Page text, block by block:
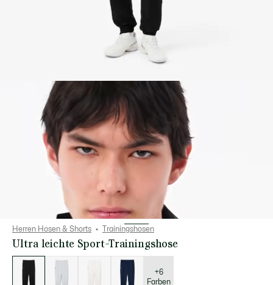
Herren Hosen & Shorts Trainingshosen
Ultra leichte Sport-Trainingshose
Liste
+6
Farben